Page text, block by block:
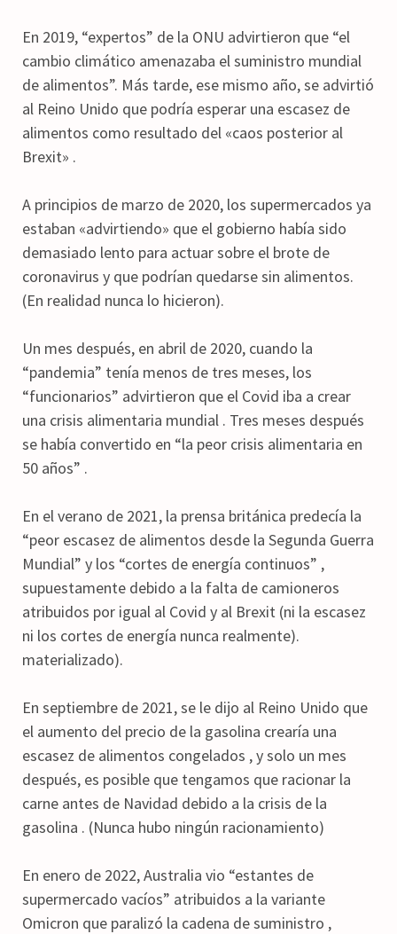
En 2019, “expertos” de la ONU advirtieron que “el
cambio climático amenazaba el suministro mundial
de alimentos”. Más tarde, ese mismo año, se advirtió
al Reino Unido que podría esperar una escasez de
alimentos como resultado del «caos posterior al
Brexit» .
A principios de marzo de 2020, los supermercados ya
estaban «advirtiendo» que el gobierno había sido
demasiado lento para actuar sobre el brote de
coronavirus y que podrían quedarse sin alimentos.
(En realidad nunca lo hicieron).
Un mes después, en abril de 2020, cuando la
“pandemia” tenía menos de tres meses, los
“funcionarios” advirtieron que el Covid iba a crear
una crisis alimentaria mundial . Tres meses después
se había convertido en “la peor crisis alimentaria en
50 años” .
En el verano de 2021, la prensa británica predecía la
“peor escasez de alimentos desde la Segunda Guerra
Mundial” y los “cortes de energía continuos” ,
supuestamente debido a la falta de camioneros
atribuidos por igual al Covid y al Brexit (ni la escasez
ni los cortes de energía nunca realmente).
materializado).
En septiembre de 2021, se le dijo al Reino Unido que
el aumento del precio de la gasolina crearía una
escasez de alimentos congelados , y solo un mes
después, es posible que tengamos que racionar la
carne antes de Navidad debido a la crisis de la
gasolina . (Nunca hubo ningún racionamiento)
En enero de 2022, Australia vio “estantes de
supermercado vacíos” atribuidos a la variante
Omicron que paralizó la cadena de suministro ,